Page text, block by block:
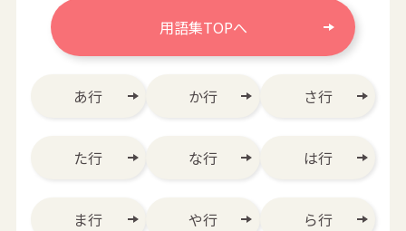
用語集TOPへ
あ行 か行 さ行
た行 な行 は行
ま行 や行 ら行